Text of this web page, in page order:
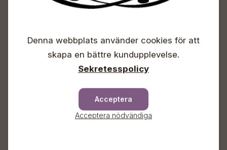
Lördagar 09-16
+358 50 388 9592
info(a)sunds.fi
Denna webbplats använder cookies för att
skapa en bättre kundupplevelse.
Sekretesspolicy
Acceptera
Acceptera nödvändiga